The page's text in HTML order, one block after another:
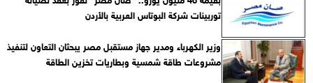
توربينات شركة البوتاس العربية بالأردن
وزير الكهرباء ومدير جهاز مستقبل مصر يبحثان التعاون لتنفيذ
مشروعات طاقة شمسية وبطاريات تخزين الطاقة